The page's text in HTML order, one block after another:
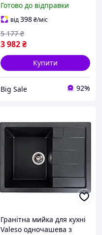
сірий мийка з штучного
каменю для сучасни
Готово до відправки
від398₴/міс
3 982₴
5 177 ₴
Купити
Big Sale 92%
Гранітна мийка для кухні
Valeso одночашева з